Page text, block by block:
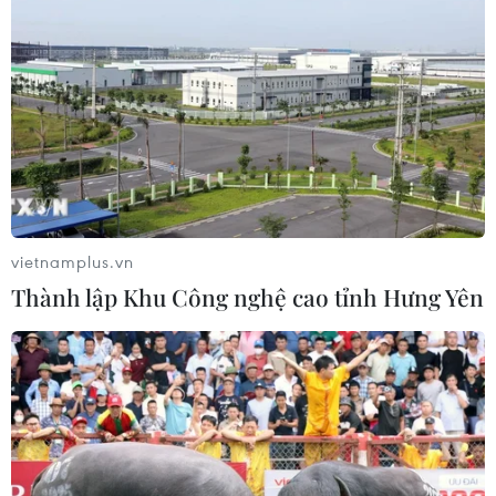
03/08/2026 03:14
Savan 1 và hành trình 25 năm của
một tài sản nhiều tỷ đô
03/08/2026 01:24
Xem thêm
CƠ QUAN CHỦ QUẢN: THÔNG TẤN XÃ VIỆT NAM
vietnamplus.vn
Thành lập Khu Công nghệ cao tỉnh Hưng Yên